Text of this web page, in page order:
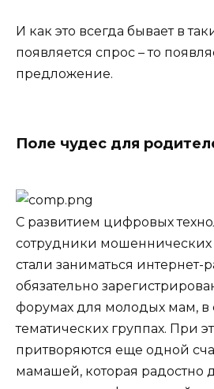
И как это всегда бывает в
появляется спрос – то
предложение.
Поле чудес для
С развитием цифровых
сотрудники мошеннических
стали заниматься интернет-
обязательно
форумах для молодых мам, в
тематических группах. При
притворяются еще одной
мамашей, которая радостно